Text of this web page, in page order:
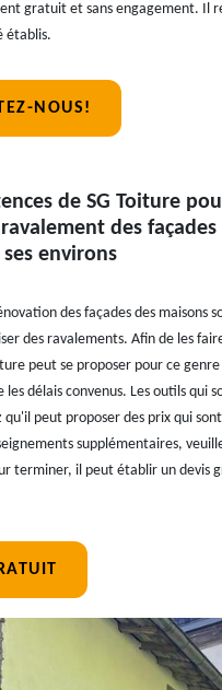
gratuit et sans engagement. Il
établis.
NOUS!
de SG Toiture
des façades
environs
des façades des maisons
des ravalements. Afin de les
peut se proposer pour ce
les délais convenus. Les outils qui
qu'il peut proposer des prix qui
supplémentaires,
terminer, il peut établir un devis